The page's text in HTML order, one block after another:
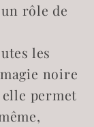
rôle de
les
noire
permet